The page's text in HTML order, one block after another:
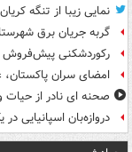
نمایی زیبا از تنگه
گربه جریان برق
رکوردشکنی
امضای سران پاکستان،
صحنه ای نادر از
دروازه‌بان اسپانیایی